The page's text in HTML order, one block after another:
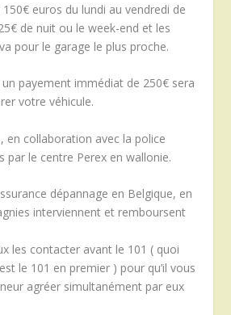
euros du lundi au vendredi de
de nuit ou le week-end et les
pour le garage le plus proche.
payement immédiat de 250€ sera
votre véhicule.
en collaboration avec la police
par le centre Perex en wallonie.
dépannage en Belgique, en
interviennent et remboursent
les contacter avant le 101 ( quoi
le 101 en premier ) pour qu’il vous
agréer simultanément par eux